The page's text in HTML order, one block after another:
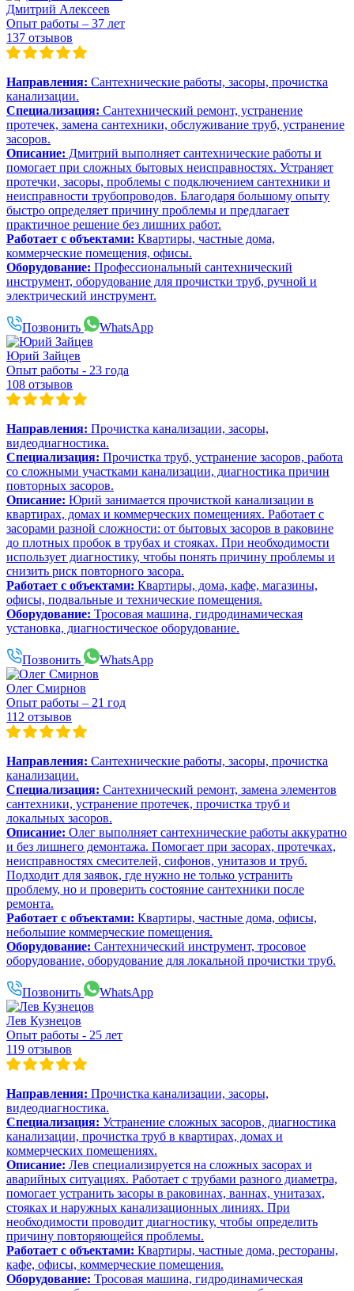
Дмитрий Алексеев
Опыт работы – 37 лет
137 отзывов
Направления: Сантехнические работы, засоры, прочистка
канализации.
Специализация: Сантехнический ремонт, устранение
протечек, замена сантехники, обслуживание труб, устранение
засоров.
Описание: Дмитрий выполняет сантехнические работы и
помогает при сложных бытовых неисправностях. Устраняет
протечки, засоры, проблемы с подключением сантехники и
неисправности трубопроводов. Благодаря большому опыту
быстро определяет причину проблемы и предлагает
практичное решение без лишних работ.
Работает с объектами: Квартиры, частные дома,
коммерческие помещения, офисы.
Оборудование: Профессиональный сантехнический
инструмент, оборудование для прочистки труб, ручной и
электрический инструмент.
Позвонить WhatsApp
Юрий Зайцев
Опыт работы - 23 года
108 отзывов
Направления: Прочистка канализации, засоры,
видеодиагностика.
Специализация: Прочистка труб, устранение засоров, работа
со сложными участками канализации, диагностика причин
повторных засоров.
Описание: Юрий занимается прочисткой канализации в
квартирах, домах и коммерческих помещениях. Работает с
засорами разной сложности: от бытовых засоров в раковине
до плотных пробок в трубах и стояках. При необходимости
использует диагностику, чтобы понять причину проблемы и
снизить риск повторного засора.
Работает с объектами: Квартиры, дома, кафе, магазины,
офисы, подвальные и технические помещения.
Оборудование: Тросовая машина, гидродинамическая
установка, диагностическое оборудование.
Позвонить WhatsApp
Олег Смирнов
Опыт работы – 21 год
112 отзывов
Направления: Сантехнические работы, засоры, прочистка
канализации.
Специализация: Сантехнический ремонт, замена элементов
сантехники, устранение протечек, прочистка труб и
локальных засоров.
Описание: Олег выполняет сантехнические работы аккуратно
и без лишнего демонтажа. Помогает при засорах, протечках,
неисправностях смесителей, сифонов, унитазов и труб.
Подходит для заявок, где нужно не только устранить
проблему, но и проверить состояние сантехники после
ремонта.
Работает с объектами: Квартиры, частные дома, офисы,
небольшие коммерческие помещения.
Оборудование: Сантехнический инструмент, тросовое
оборудование, оборудование для локальной прочистки труб.
Позвонить WhatsApp
Лев Кузнецов
Опыт работы - 25 лет
119 отзывов
Направления: Прочистка канализации, засоры,
видеодиагностика.
Специализация: Устранение сложных засоров, диагностика
канализации, прочистка труб в квартирах, домах и
коммерческих помещениях.
Описание: Лев специализируется на сложных засорах и
аварийных ситуациях. Работает с трубами разного диаметра,
помогает устранить засоры в раковинах, ваннах, унитазах,
стояках и наружных канализационных линиях. При
необходимости проводит диагностику, чтобы определить
причину повторяющейся проблемы.
Работает с объектами: Квартиры, частные дома, рестораны,
кафе, офисы, коммерческие помещения.
Оборудование: Тросовая машина, гидродинамическая